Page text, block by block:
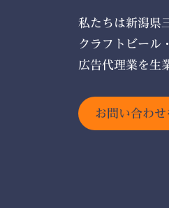
私たちは新潟県
クラフトビール
広告代理業を生
お問い合わ